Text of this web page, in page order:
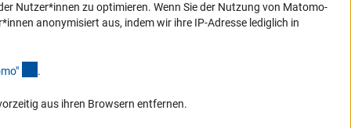
Nutzer*innen zu optimieren. Wenn Sie der Nutzung von Matomo-
anonymisiert aus, indem wir ihre IP-Adresse lediglich in
" .
aus ihren Browsern entfernen.